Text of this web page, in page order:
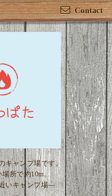
Contact
キャンプ場です。
所で約10m。
いキャンプ場―